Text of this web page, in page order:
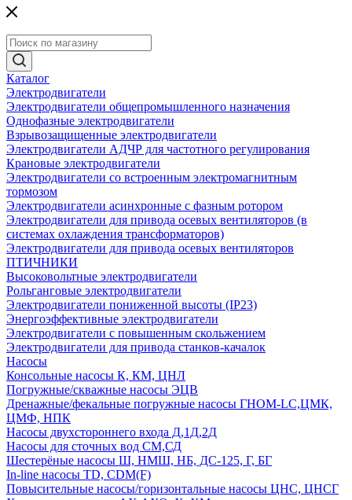
Каталог
Электродвигатели
Электродвигатели общепромышленного назначения
Однофазные электродвигатели
Взрывозащищенные электродвигатели
Электродвигатели АДЧР для частотного регулирования
Крановые электродвигатели
Электродвигатели со встроенным электромагнитным
тормозом
Электродвигатели асинхронные с фазным ротором
Электродвигатели для привода осевых вентиляторов (в
системах охлаждения трансформаторов)
Электродвигатели для привода осевых вентиляторов
ПТИЧНИКИ
Высоковольтные электродвигатели
Рольганговые электродвигатели
Электродвигатели пониженной высоты (IP23)
Энергоэффективные электродвигатели
Электродвигатели с повышенным скольжением
Электродвигатели для привода станков-качалок
Насосы
Консольные насосы К, КМ, ЦНЛ
Погружные/скважные насосы ЭЦВ
Дренажные/фекальные погружные насосы ГНОМ-LC,ЦМК,
ЦМФ, НПК
Насосы двухстороннего входа Д,1Д,2Д
Насосы для сточных вод СМ,СД
Шестерёные насосы Ш, НМШ, НБ, ДС-125, Г, БГ
In-line насосы TD, CDM(F)
Повысительные насосы/горизонтальные насосы ЦНС, ЦНСГ